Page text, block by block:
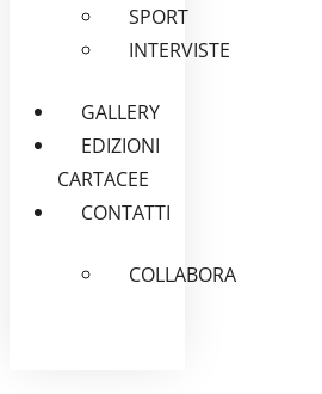
SPORT
INTERVISTE
GALLERY
EDIZIONI
CARTACEE
CONTATTI
COLLABORA